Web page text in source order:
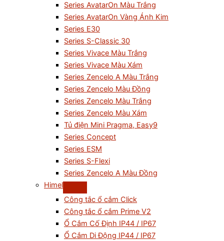
Series AvatarOn Màu Trắng
Series AvatarOn Vàng Ánh Kim
Series E30
Series S-Classic 30
Series Vivace Màu Trắng
Series Vivace Màu Xám
Series Zencelo A Màu Trắng
Series Zencelo Màu Đồng
Series Zencelo Màu Trắng
Series Zencelo Màu Xám
Tủ điện Mini Pragma, Easy9
Series Concept
Series ESM
Series S-Flexi
Series Zencelo A Màu Đồng
Himel
Công tắc ổ cắm Click
Công tắc ổ cắm Prime V2
Ổ Cắm Cố Định IP44 / IP67
Ổ Cắm Di Động IP44 / IP67